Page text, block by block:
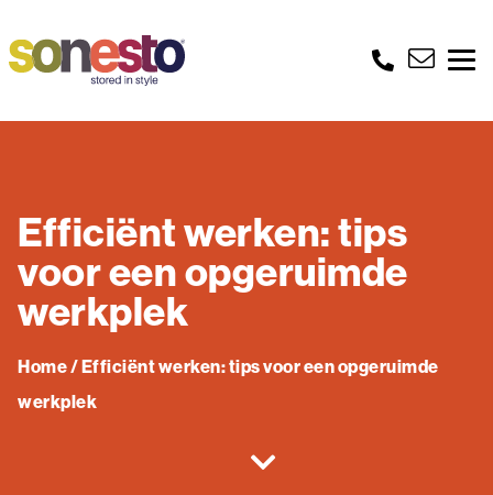
Efficiënt werken: tips
voor een opgeruimde
werkplek
Home/Efficiënt werken: tips voor een opgeruimde
werkplek